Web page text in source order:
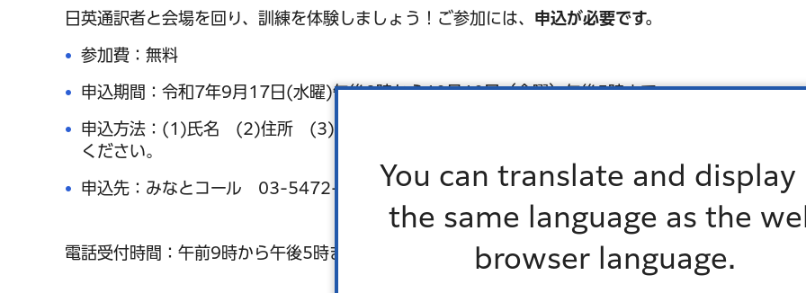
You can translate and display
the same language as the
browser language.
日英通訳者と会場を回り、訓練を体験しましょう！ご参加には、 申込が必要です。
参加費：無料
申込期間：令和7年9月17日(水曜)午後2時から10月10日（金曜）午後5時まで
申込方法：(1)氏名 (2)住所 (3)電話番号 (4)日本語対応の可否 (5)その他特記事項をお電話で
ください。
申込先：みなとコール 03-5472-3710
電話受付時間：午前9時から午後5時まで（対応言語：日本語と英語のみ）